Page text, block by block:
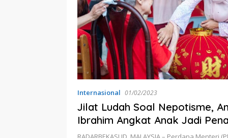
Internasional 01/02/2023
Jilat Ludah Soal Nepotisme,
Ibrahim Angkat Anak Jadi
Senior